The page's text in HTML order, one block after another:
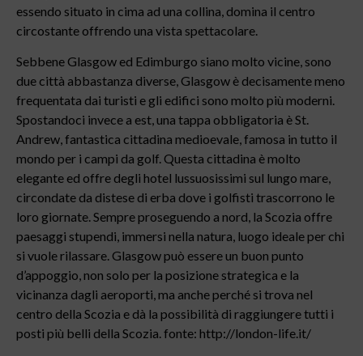
essendo situato in cima ad una collina, domina il centro
circostante offrendo una vista spettacolare.
Sebbene Glasgow ed Edimburgo siano molto vicine, sono
due città abbastanza diverse, Glasgow è decisamente meno
frequentata dai turisti e gli edifici sono molto più moderni.
Spostandoci invece a est, una tappa obbligatoria è St.
Andrew, fantastica cittadina medioevale, famosa in tutto il
mondo per i campi da golf. Questa cittadina è molto
elegante ed offre degli hotel lussuosissimi sul lungo mare,
circondate da distese di erba dove i golfisti trascorrono le
loro giornate. Sempre proseguendo a nord, la Scozia offre
paesaggi stupendi, immersi nella natura, luogo ideale per chi
si vuole rilassare. Glasgow può essere un buon punto
d’appoggio, non solo per la posizione strategica e la
vicinanza dagli aeroporti, ma anche perché si trova nel
centro della Scozia e dà la possibilità di raggiungere tutti i
posti più belli della Scozia. fonte: http://london-life.it/